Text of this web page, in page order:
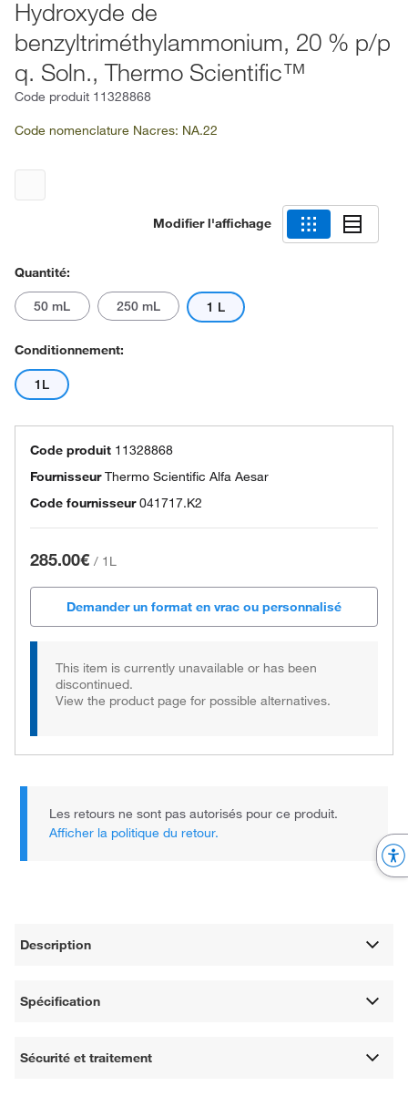
Hydroxyde de
benzyltriméthylammonium, 20 % p/p
q. Soln., Thermo Scientific™
Code produit 11328868
Code nomenclature Nacres: NA.22
Modifier l'affichage
Quantité:
50 mL 250 mL 1 L
Conditionnement:
1L
Code produit 11328868
FournisseurThermo Scientific Alfa Aesar
Code fournisseur 041717.K2
285.00€ / 1L
Demander un format en vrac ou personnalisé
This item is currently unavailable or has been
discontinued.
View the product page for possible alternatives.
Les retours ne sont pas autorisés pour ce produit.
Afficher la politique du retour.
Description
Spécification
Sécurité et traitement